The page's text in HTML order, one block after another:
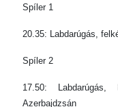
Spíler 1
20.35: Labdarúgás,
Spíler 2
17.50: Labdarúgás,
Azerbajdzsán